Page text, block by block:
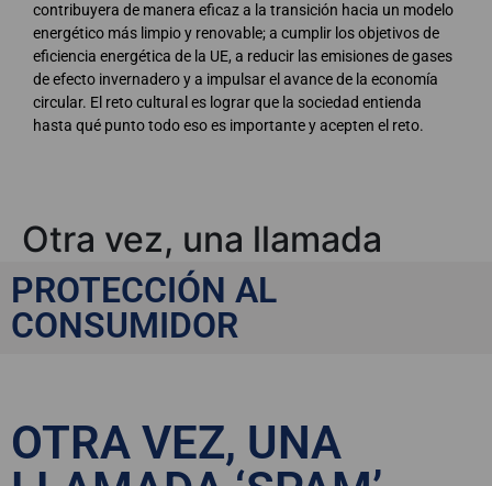
contribuyera de manera eficaz a la transición hacia un modelo
energético más limpio y renovable; a cumplir los objetivos de
eficiencia energética de la UE, a reducir las emisiones de gases
de efecto invernadero y a impulsar el avance de la economía
circular. El reto cultural es lograr que la sociedad entienda
hasta qué punto todo eso es importante y acepten el reto.
Otra vez, una llamada
spam
PROTECCIÓN AL
CONSUMIDOR
OTRA VEZ, UNA